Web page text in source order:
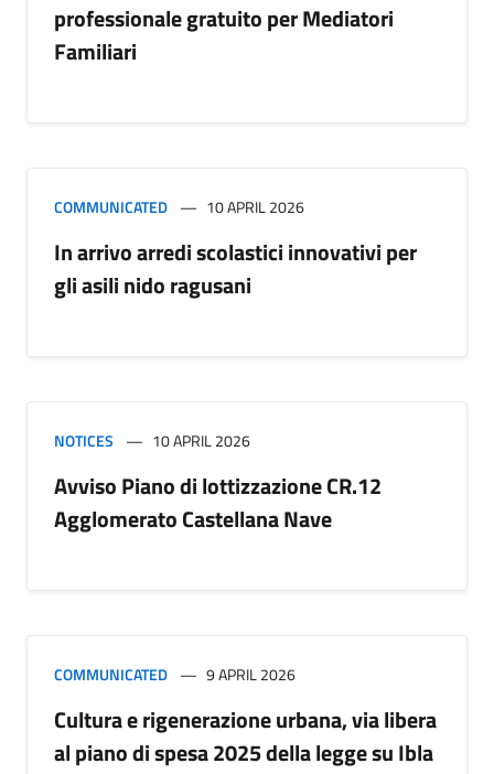
professionale gratuito per Mediatori
Familiari
COMMUNICATED 10 APRIL 2026
In arrivo arredi scolastici innovativi per
gli asili nido ragusani
NOTICES 10 APRIL 2026
Avviso Piano di lottizzazione CR.12
Agglomerato Castellana Nave
COMMUNICATED 9 APRIL 2026
Cultura e rigenerazione urbana, via libera
al piano di spesa 2025 della legge su Ibla